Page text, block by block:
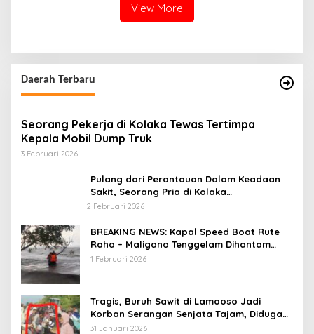
View More
Daerah Terbaru
Seorang Pekerja di Kolaka Tewas Tertimpa
Kepala Mobil Dump Truk
3 Februari 2026
Pulang dari Perantauan Dalam Keadaan
Sakit, Seorang Pria di Kolaka
Diterlantarkan Istri
2 Februari 2026
BREAKING NEWS: Kapal Speed Boat Rute
Raha – Maligano Tenggelam Dihantam
Angin dan Ombak Tinggi
1 Februari 2026
Tragis, Buruh Sawit di Lamooso Jadi
Korban Serangan Senjata Tajam, Diduga
Terkait Tanah
31 Januari 2026